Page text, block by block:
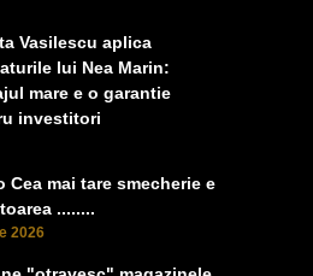
Vasilescu aplica
lui Nea Marin:
mare e o garantie
investitori
Cea mai tare smecherie e
........
2026